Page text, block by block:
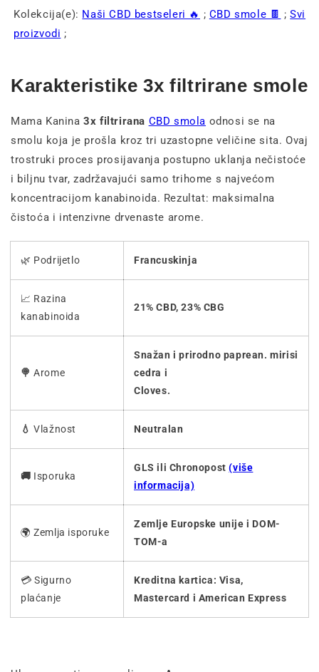
Kolekcija(e): Naši CBD bestseleri 🔥 ; CBD smole 🍫 ;Svi
proizvodi ;
Karakteristike 3x filtrirane smole
Mama Kanina3x filtrirana CBD smola odnosi se na
smolu koja je prošla kroz tri uzastopne veličine sita. Ovaj
trostruki proces prosijavanja postupno uklanja nečistoće
i biljnu tvar, zadržavajući samo trihome s najvećom
koncentracijom kanabinoida. Rezultat: maksimalna
čistoća i intenzivne drvenaste arome.
🌿 Podrijetlo Francuskinja
📈 Razina
kanabinoida
21% CBD, 23% CBG
🍭 Arome
Snažan i prirodno paprean. mirisi
cedra i
Cloves.
💧 Vlažnost Neutralan
🚚 Isporuka
GLS ili Chronopost (više
informacija)
🌍 Zemlja isporuke
Zemlje Europske unije i DOM-
TOM-a
💳 Sigurno
plaćanje
Kreditna kartica: Visa,
Mastercard i American Express